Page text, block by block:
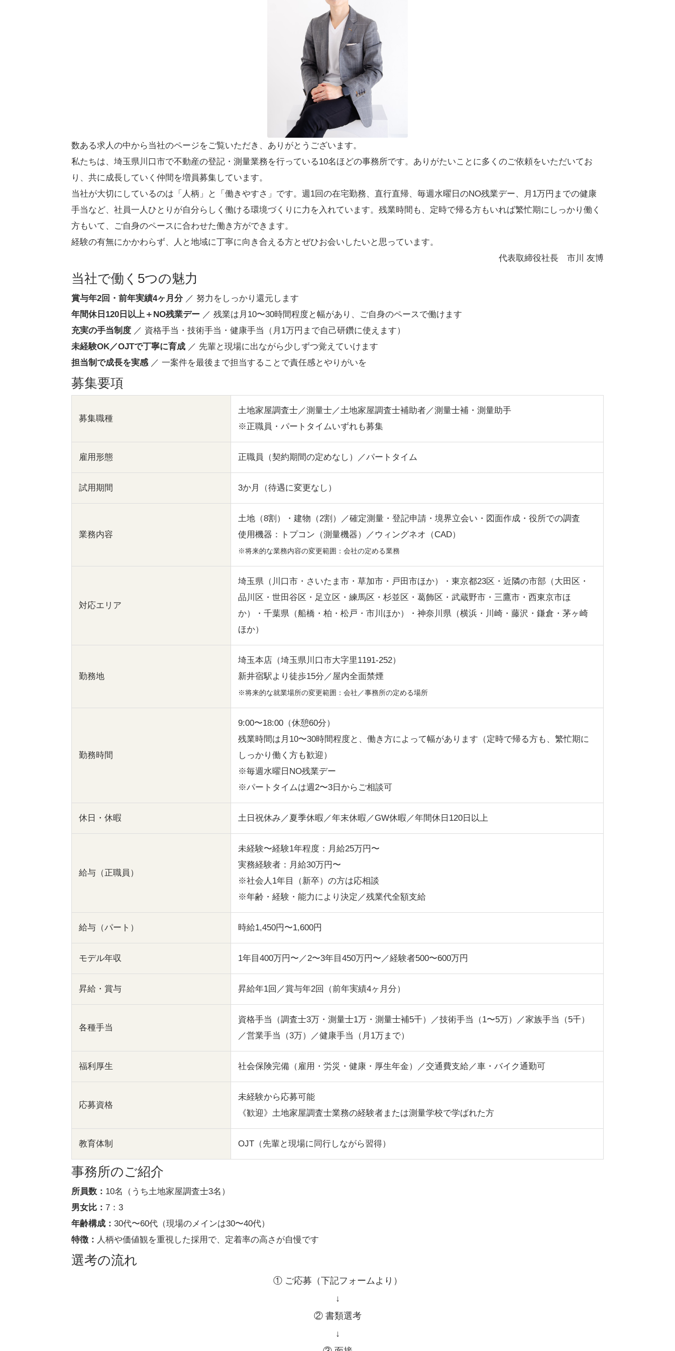
数ある求人の中から当社のページをご覧いただき、ありがとうございます。
私たちは、埼玉県川口市で不動産の登記・測量業務を行っている10名ほどの事務所です。ありがたいことに多くのご依頼をいただいてお
り、共に成長していく仲間を増員募集しています。
当社が大切にしているのは「人柄」と「働きやすさ」です。週1回の在宅勤務、直行直帰、毎週水曜日のNO残業デー、月1万円までの健康
手当など、社員一人ひとりが自分らしく働ける環境づくりに力を入れています。残業時間も、定時で帰る方もいれば繁忙期にしっかり働く
方もいて、ご自身のペースに合わせた働き方ができます。
経験の有無にかかわらず、人と地域に丁寧に向き合える方とぜひお会いしたいと思っています。
代表取締役社長 市川 友博
当社で働く5つの魅力
賞与年2回・前年実績4ヶ月分 ／ 努力をしっかり還元します
年間休日120日以上＋NO残業デー ／ 残業は月10〜30時間程度と幅があり、ご自身のペースで働けます
充実の手当制度 ／ 資格手当・技術手当・健康手当（月1万円まで自己研鑽に使えます）
未経験OK／OJTで丁寧に育成 ／ 先輩と現場に出ながら少しずつ覚えていけます
担当制で成長を実感／ 一案件を最後まで担当することで責任感とやりがいを
募集要項
募集職種
土地家屋調査士／測量士／土地家屋調査士補助者／測量士補・測量助手
※正職員・パートタイムいずれも募集
雇用形態 正職員（契約期間の定めなし）／パートタイム
試用期間 3か月（待遇に変更なし）
業務内容
土地（8割）・建物（2割）／確定測量・登記申請・境界立会い・図面作成・役所での調査
使用機器：トプコン（測量機器）／ウィングネオ（CAD）
※将来的な業務内容の変更範囲：会社の定める業務
対応エリア
埼玉県（川口市・さいたま市・草加市・戸田市ほか）・東京都23区・近隣の市部（大田区・
品川区・世田谷区・足立区・練馬区・杉並区・葛飾区・武蔵野市・三鷹市・西東京市ほ
か）・千葉県（船橋・柏・松戸・市川ほか）・神奈川県（横浜・川崎・藤沢・鎌倉・茅ヶ崎
ほか）
勤務地
埼玉本店（埼玉県川口市大字里1191-252）
新井宿駅より徒歩15分／屋内全面禁煙
※将来的な就業場所の変更範囲：会社／事務所の定める場所
勤務時間
9:00〜18:00（休憩60分）
残業時間は月10〜30時間程度と、働き方によって幅があります（定時で帰る方も、繁忙期に
しっかり働く方も歓迎）
※毎週水曜日NO残業デー
※パートタイムは週2〜3日からご相談可
休日・休暇 土日祝休み／夏季休暇／年末休暇／GW休暇／年間休日120日以上
給与（正職員）
未経験〜経験1年程度：月給25万円〜
実務経験者：月給30万円〜
※社会人1年目（新卒）の方は応相談
※年齢・経験・能力により決定／残業代全額支給
給与（パート） 時給1,450円〜1,600円
モデル年収 1年目400万円〜／2〜3年目450万円〜／経験者500〜600万円
昇給・賞与 昇給年1回／賞与年2回（前年実績4ヶ月分）
各種手当
資格手当（調査士3万・測量士1万・測量士補5千）／技術手当（1〜5万）／家族手当（5千）
／営業手当（3万）／健康手当（月1万まで）
福利厚生 社会保険完備（雇用・労災・健康・厚生年金）／交通費支給／車・バイク通勤可
応募資格
未経験から応募可能
《歓迎》土地家屋調査士業務の経験者または測量学校で学ばれた方
教育体制 OJT（先輩と現場に同行しながら習得）
事務所のご紹介
所員数： 10名（うち土地家屋調査士3名）
男女比： 7：3
年齢構成： 30代〜60代（現場のメインは30〜40代）
特徴： 人柄や価値観を重視した採用で、定着率の高さが自慢です
選考の流れ
① ご応募（下記フォームより）
↓
② 書類選考
↓